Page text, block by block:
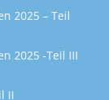
2025 – Teil
2025 -Teil III
II